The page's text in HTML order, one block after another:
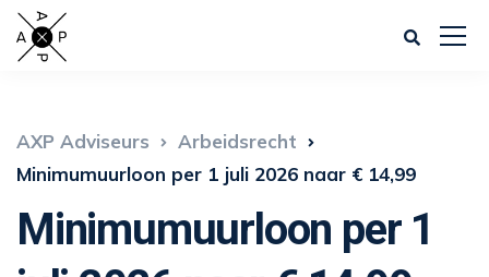
AXP Adviseurs
Arbeidsrecht
Minimumuurloon per 1 juli 2026 naar € 14,99
Minimumuurloon per 1